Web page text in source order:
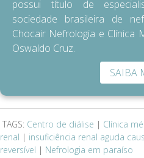
possui título de
sociedade brasileira de
Chocair Nefrologia e Clínica
Oswaldo Cruz.
SAIBA
TAGS: Centro de diálise | Clínica
renal | insuficiência renal aguda
reversível | Nefrologia em paraíso